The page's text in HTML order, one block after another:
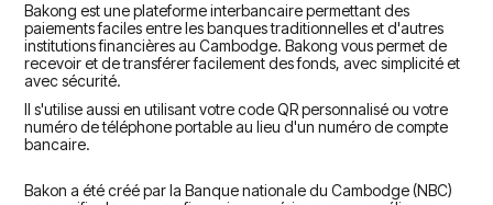
Bakong est une plateforme interbancaire permettant des
paiements faciles entre les banques traditionnelles et d'autres
institutions financières au Cambodge. Bakong vous permet de
recevoir et de transférer facilement des fonds, avec simplicité et
avec sécurité.
Il s'utilise aussi en utilisant votre code QR personnalisé ou votre
numéro de téléphone portable au lieu d'un numéro de compte
bancaire.
Bakon a été créé par la Banque nationale du Cambodge (NBC)